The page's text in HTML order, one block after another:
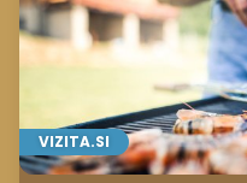
VIZITA.SI